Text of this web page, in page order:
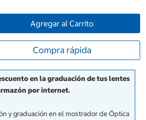
Agregar al Carrito
Compra rápida
en la graduación de tus lentes
por internet.
y graduación en el mostrador de Óptica